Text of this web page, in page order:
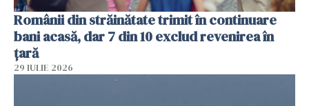
Românii din străinătate trimit în continuare
bani acasă, dar 7 din 10 exclud revenirea în
țară
29 IULIE 2026